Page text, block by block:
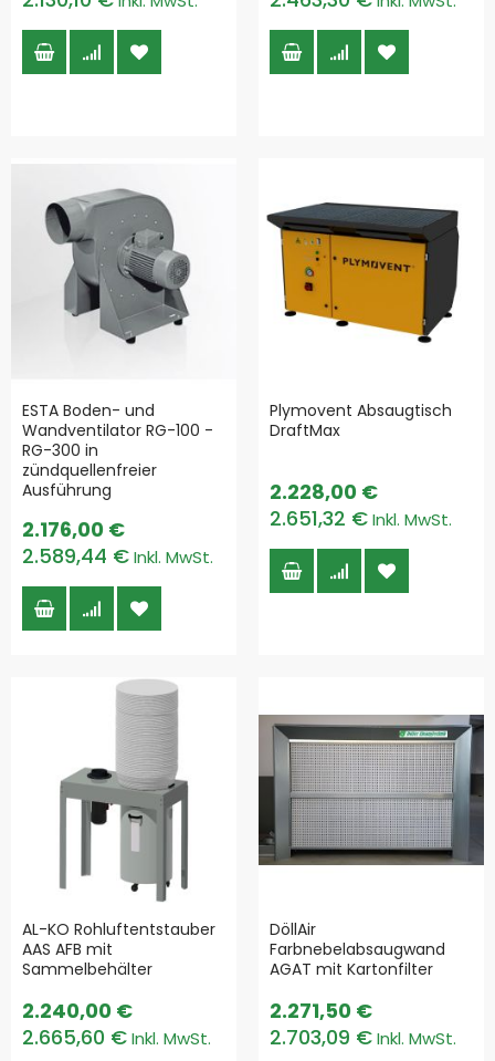
ESTA Boden- und
Wandventilator RG-100 -
RG-300 in
zündquellenfreier
Ausführung
2.589,44 €
2.176,00 €
Plymovent Absaugtisch
DraftMax
2.651,32 €
2.228,00 €
AL-KO Rohluftentstauber
AAS AFB mit
Sammelbehälter
2.665,60 €
2.240,00 €
DöllAir
Farbnebelabsaugwand
AGAT mit Kartonfilter
2.703,09 €
2.271,50 €